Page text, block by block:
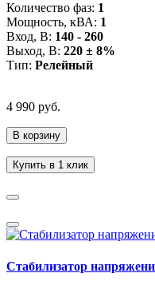
Количество фаз: 1
Мощность, кВА: 1
Вход, В: 140 - 260
Выход, В: 220 ± 8%
Тип: Релейный
4 990 руб.
В корзину
Купить в 1 клик
Стабилизатор